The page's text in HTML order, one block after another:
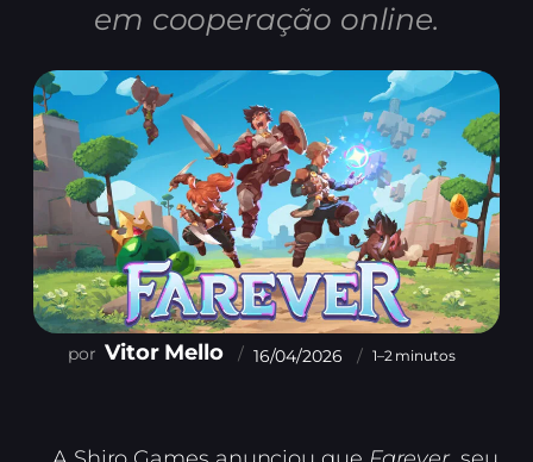
em cooperação online.
Vitor Mello 16/04/2026 1–2 minutos